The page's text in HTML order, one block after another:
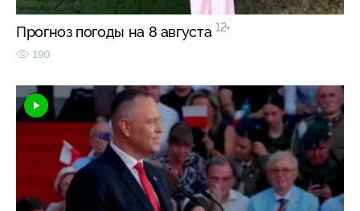
Прогноз погоды на 8 августа 12+
190